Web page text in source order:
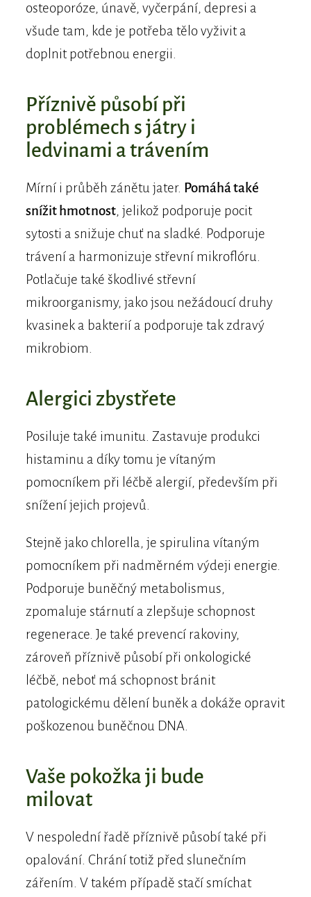
osteoporóze, únavě, vyčerpání, depresi a
všude tam, kde je potřeba tělo vyživit a
doplnit potřebnou energii.
Příznivě působí při
problémech s játry i
ledvinami a trávením
Mírní i průběh zánětu jater. Pomáhá také
snížit hmotnost, jelikož podporuje pocit
sytosti a snižuje chuť na sladké. Podporuje
trávení a harmonizuje střevní mikroflóru.
Potlačuje také škodlivé střevní
mikroorganismy, jako jsou nežádoucí druhy
kvasinek a bakterií a podporuje tak zdravý
mikrobiom.
Alergici zbystřete
Posiluje také imunitu. Zastavuje produkci
histaminu a díky tomu je vítaným
pomocníkem při léčbě alergií, především při
snížení jejich projevů.
Stejně jako chlorella, je spirulina vítaným
pomocníkem při nadměrném výdeji energie.
Podporuje buněčný metabolismus,
zpomaluje stárnutí a zlepšuje schopnost
regenerace. Je také prevencí rakoviny,
zároveň příznivě působí při onkologické
léčbě, neboť má schopnost bránit
patologickému dělení buněk a dokáže opravit
poškozenou buněčnou DNA.
Vaše pokožka ji bude
milovat
V nespolední řadě příznivě působí také při
opalování. Chrání totiž před slunečním
zářením. V takém případě stačí smíchat